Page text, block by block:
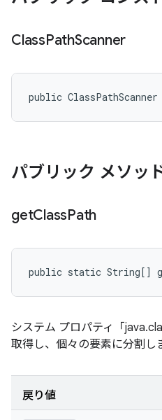
ClassPathScanner
public
パブリック メソッ
getClassPath
public static String[]
システム プロパティ「
取得し、個々の要素に分割し
戻り値